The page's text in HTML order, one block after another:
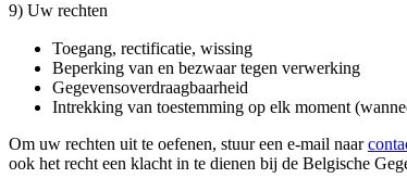
9) Uw rechten
Toegang, rectificatie, wissing
Beperking van en bezwaar tegen verwerking
Gegevensoverdraagbaarheid
Intrekking van toestemming op elk moment
Om uw rechten uit te oefenen, stuur een e-mail naar
ook het recht een klacht in te dienen bij de Belgische